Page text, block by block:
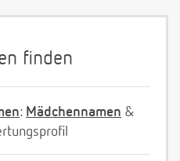
finden
: Mädchennamen &